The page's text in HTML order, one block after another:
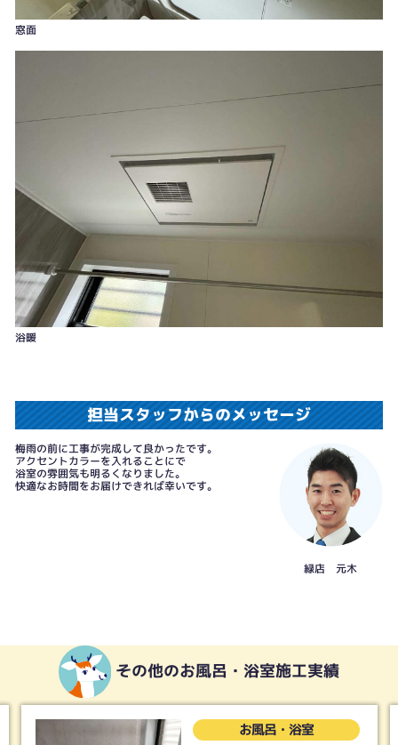
窓面
浴暖
担当スタッフからのメッセージ
梅雨の前に工事が完成して良かったです。
アクセントカラーを入れることにで
浴室の雰囲気も明るくなりました。
快適なお時間をお届けできれば幸いです。
緑店 元木
その他のお風呂・浴室施工実績
お風呂・浴室